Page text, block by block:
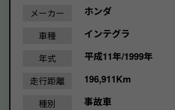
メーカー ホンダ
車種 インテグラ
年式 平成11年/1999年
走行距離 196,911Km
種別 事故車